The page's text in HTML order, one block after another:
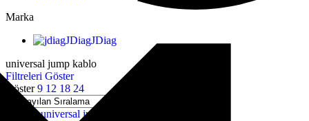
Marka
JDiagJDiag
universal jump kablo
Filtreleri Göster
Göster9 12 18 24